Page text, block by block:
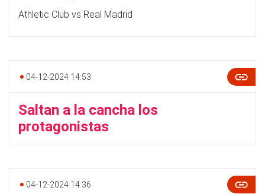
Athletic Club vs Real Madrid
04-12-2024 14:53
Saltan a la cancha los
protagonistas
04-12-2024 14:36